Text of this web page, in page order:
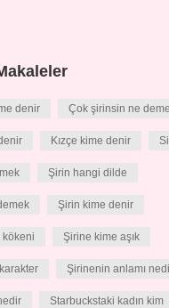
denir Çok şirinsin ne
Kızçe kime denir
Şirin hangi dilde
Şirin kime denir
kökeni Şirine kime aşık
Şirinenin anlamı
Starbuckstaki kadın kim